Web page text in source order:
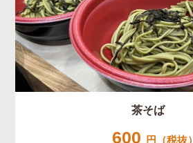
茶そば
600 円（税抜）